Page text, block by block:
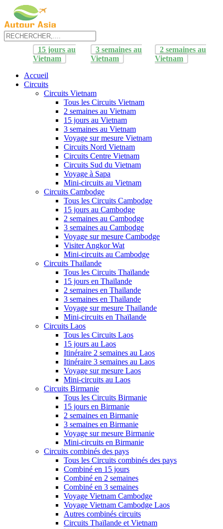
15 jours au
Vietnam
3 semaines au
Vietnam
2 semaines au
Vietnam
Accueil
Circuits
Circuits Vietnam
Tous les Circuits Vietnam
2 semaines au Vietnam
15 jours au Vietnam
3 semaines au Vietnam
Voyage sur mesure Vietnam
Circuits Nord Vietnam
Circuits Centre Vietnam
Circuits Sud du Vietnam
Voyage à Sapa
Mini-circuits au Vietnam
Circuits Cambodge
Tous les Circuits Cambodge
15 jours au Cambodge
2 semaines au Cambodge
3 semaines au Cambodge
Voyage sur mesure Cambodge
Visiter Angkor Wat
Mini-circuits au Cambodge
Circuits Thaïlande
Tous les Circuits Thaïlande
15 jours en Thaïlande
2 semaines en Thaïlande
3 semaines en Thaïlande
Voyage sur mesure Thaïlande
Mini-circuits en Thaïlande
Circuits Laos
Tous les Circuits Laos
15 jours au Laos
Itinéraire 2 semaines au Laos
Itinéraire 3 semaines au Laos
Voyage sur mesure Laos
Mini-circuits au Laos
Circuits Birmanie
Tous les Circuits Birmanie
15 jours en Birmanie
2 semaines en Birmanie
3 semaines en Birmanie
Voyage sur mesure Birmanie
Mini-circuits en Birmanie
Circuits combinés des pays
Tous les Circuits combinés des pays
Combiné en 15 jours
Combiné en 2 semaines
Combiné en 3 semaines
Voyage Vietnam Cambodge
Voyage Vietnam Cambodge Laos
Autres combinés circuits
Circuits Thaïlande et Vietnam